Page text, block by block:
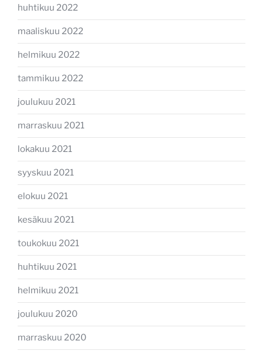
huhtikuu 2022
maaliskuu 2022
helmikuu 2022
tammikuu 2022
joulukuu 2021
marraskuu 2021
lokakuu 2021
syyskuu 2021
elokuu 2021
kesäkuu 2021
toukokuu 2021
huhtikuu 2021
helmikuu 2021
joulukuu 2020
marraskuu 2020